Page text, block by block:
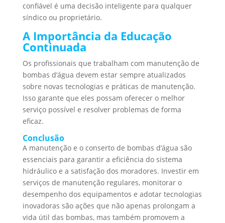
confiável é uma decisão inteligente para qualquer
síndico ou proprietário.
A Importância da Educação
Continuada
Os profissionais que trabalham com manutenção de
bombas d’água devem estar sempre atualizados
sobre novas tecnologias e práticas de manutenção.
Isso garante que eles possam oferecer o melhor
serviço possível e resolver problemas de forma
eficaz.
Conclusão
A manutenção e o conserto de bombas d’água são
essenciais para garantir a eficiência do sistema
hidráulico e a satisfação dos moradores. Investir em
serviços de manutenção regulares, monitorar o
desempenho dos equipamentos e adotar tecnologias
inovadoras são ações que não apenas prolongam a
vida útil das bombas, mas também promovem a